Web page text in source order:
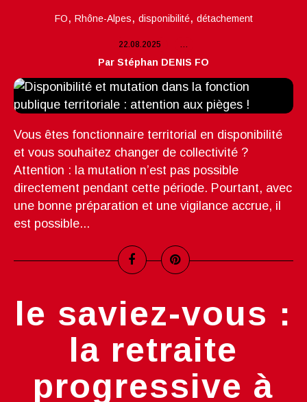
FO, Rhône-Alpes, disponibilité, détachement
22.08.2025 …
Par Stéphan DENIS FO
Vous êtes fonctionnaire territorial en disponibilité
et vous souhaitez changer de collectivité ?
Attention : la mutation n’est pas possible
directement pendant cette période. Pourtant, avec
une bonne préparation et une vigilance accrue, il
est possible...
le saviez-vous :
la retraite
progressive à